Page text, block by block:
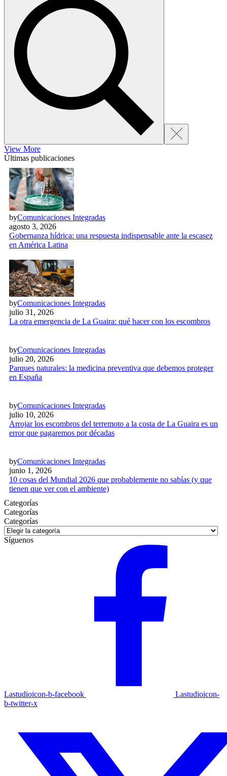
View More
Últimas publicaciones
byComunicaciones Integradas
agosto 3, 2026
Gobernanza hídrica: una respuesta indispensable ante la escasez
en América Latina
byComunicaciones Integradas
julio 31, 2026
La otra emergencia de La Guaira: qué hacer con los escombros
byComunicaciones Integradas
julio 20, 2026
Parques naturales: la medicina preventiva que debemos proteger
en España
byComunicaciones Integradas
julio 10, 2026
Arrojar los escombros del terremoto a la costa de La Guaira es un
error que pagaremos por décadas
byComunicaciones Integradas
junio 1, 2026
10 cosas del Mundial 2026 que probablemente no sabías (y que
tienen que ver con el ambiente)
Categorías
Categorías
Categorías
Síguenos
Lastudioicon-b-facebook
Lastudioicon-
b-twitter-x